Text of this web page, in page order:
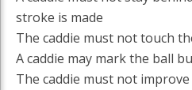
stroke is made
The caddie must not touch
A caddie may mark the ball
The caddie must not